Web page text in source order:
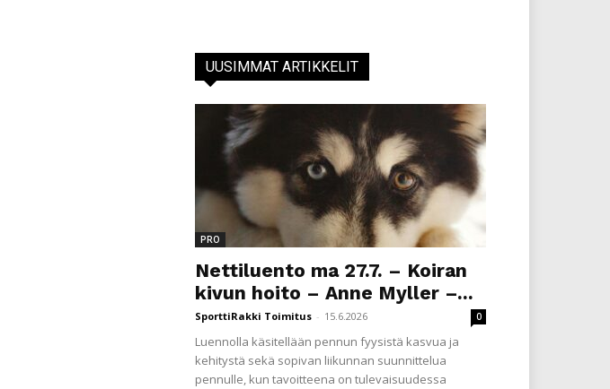
UUSIMMAT ARTIKKELIT
PRO
Nettiluento ma 27.7. – Koiran
kivun hoito – Anne Myller –...
SporttiRakki Toimitus - 15.6.2026 0
Luennolla käsitellään pennun fyysistä kasvua ja
kehitystä sekä sopivan liikunnan suunnittelua
pennulle, kun tavoitteena on tulevaisuudessa